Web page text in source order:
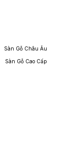
Sàn Gỗ Châu Âu
Sàn Gỗ Cao Cấp